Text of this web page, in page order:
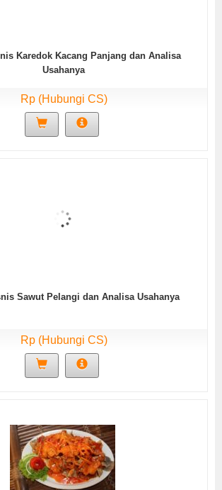
Karedok Kacang Panjang dan Analisa
Usahanya
Rp (Hubungi CS)
Sawut Pelangi dan Analisa Usahanya
Rp (Hubungi CS)